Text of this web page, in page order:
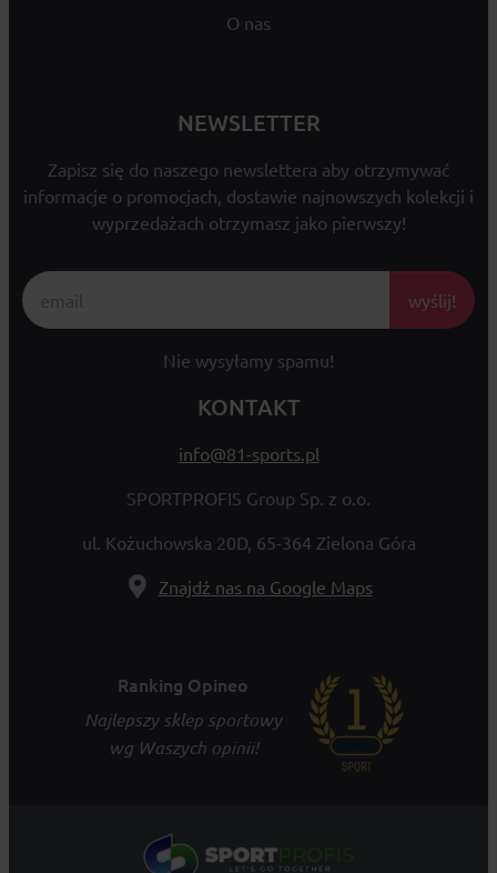
O nas
NEWSLETTER
Zapisz się do naszego newslettera aby otrzymywać
informacje o promocjach, dostawie najnowszych kolekcji i
wyprzedażach otrzymasz jako pierwszy!
wyślij!
Nie wysyłamy spamu!
KONTAKT
info@81-sports.pl
SPORTPROFIS Group Sp. z o.o.
ul. Kożuchowska 20D, 65-364 Zielona Góra
Znajdź nas na Google Maps
Ranking Opineo
Najlepszy sklep sportowy
wg Waszych opinii!